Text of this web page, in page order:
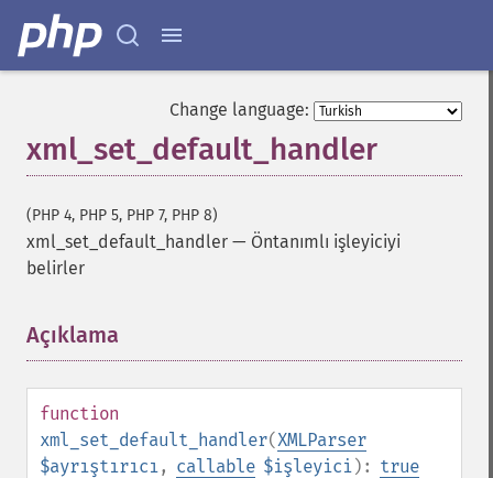
Change language:
xml_set_default_handler
(PHP 4, PHP 5, PHP 7, PHP 8)
xml_set_default_handler — Öntanımlı işleyiciyi
belirler
Açıklama
function
xml_set_default_handler(XMLParser
$ayrıştırıcı, callable $işleyici): true